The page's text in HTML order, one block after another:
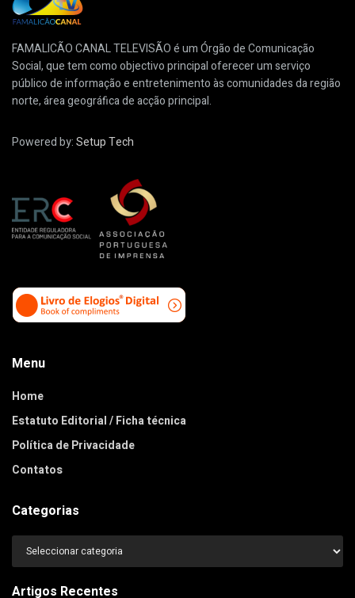
FAMALICÃO CANAL TELEVISÃO é um Órgão de Comunicação
Social, que tem como objectivo principal oferecer um serviço
público de informação e entretenimento às comunidades da região
norte, área geográfica de acção principal.
Powered by:Setup Tech
Menu
Home
Estatuto Editorial / Ficha técnica
Política de Privacidade
Contatos
Categorias
Categorias
Artigos Recentes